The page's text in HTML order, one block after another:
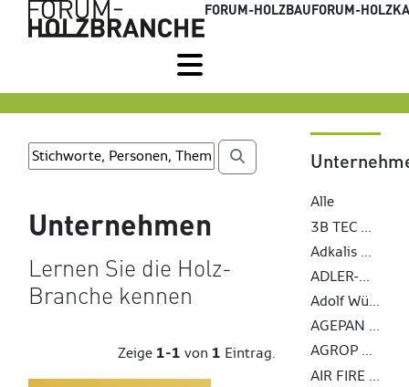
FORUM-HOLZBAUFORUM-
Unternehmen
Lernen Sie die Holz-
Branche kennen
Zeige 1-1 von 1 Eintrag.
Alle
3B TEC MagnumBoard GmbH
Adkalis Groupe Berkem
ADLER-Werk Lackfabrik Johann Berghofer GmbH & Co KG
Adolf Würth GmbH & Co. KG
AGEPAN SYSTEM c/o Sonae Arauco Deutschland GmbH
AGROP NOVA a. s.
AIR FIRE TECH Brandschutzsysteme GmbH